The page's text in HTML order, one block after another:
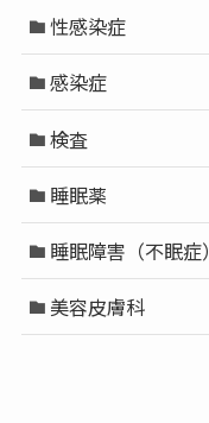
性感染症
感染症
検査
睡眠薬
睡眠障害（不眠症）
美容皮膚科